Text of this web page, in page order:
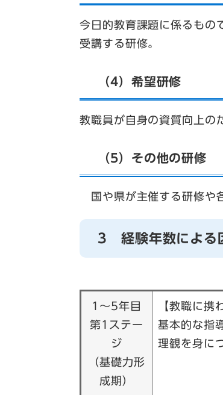
今日的教育課題に係るもの
受講する研修。
（4）希望研修
教職員が自身の資質向上の
（5）その他の研修
国や県が主催する研修や
3 経験年数による
1～5年目
第1ステー
ジ
（基礎力形
成期）
【教職に携
基本的な指
理観を身に